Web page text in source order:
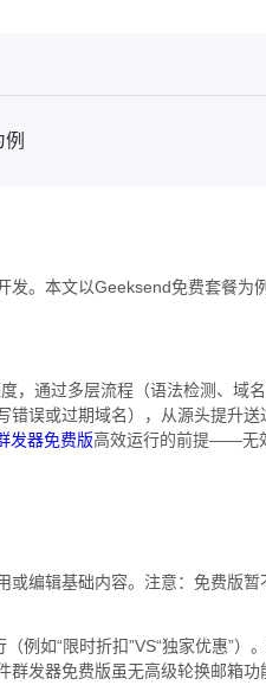
发。本文以Geeksend免费套餐为
，通过多层流程（语法检测、域名
误或过期域名），从源头提升送
发器免费版高效运行的前提——无
或编辑基础内容。注意：免费版
例如“限时折扣”VS“独家优惠”）
发器免费版虽无高级轮换邮箱